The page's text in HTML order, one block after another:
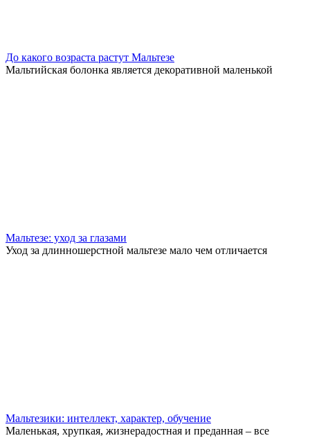
До какого возраста растут Мальтезе
Мальтийская болонка является декоративной маленькой
Мальтезе: уход за глазами
Уход за длинношерстной мальтезе мало чем отличается
Мальтезики: интеллект, характер, обучение
Маленькая, хрупкая, жизнерадостная и преданная – все